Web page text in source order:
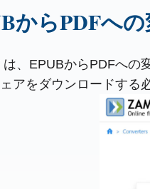
からPDFへ
、EPUBからPDFへの
アをダウンロードする